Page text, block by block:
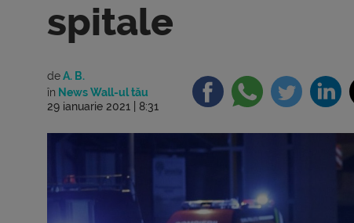
spitale
deA. B.
în News Wall-ul tău
29 ianuarie 2021 | 8:31